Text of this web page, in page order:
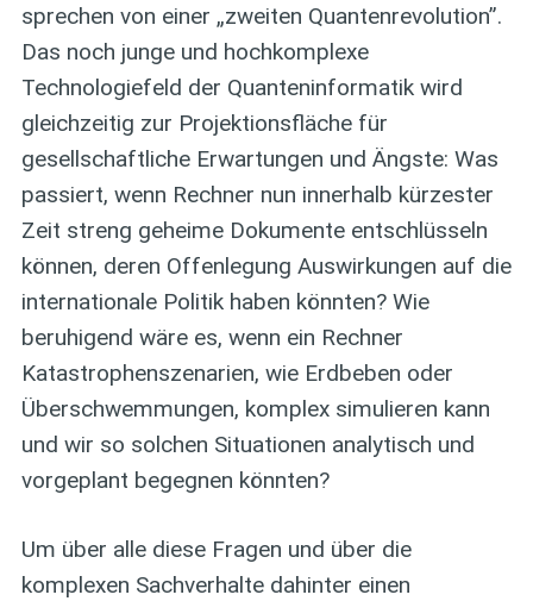
sprechen von einer „zweiten Quantenrevolution”.
Das noch junge und hochkomplexe
Technologiefeld der Quanteninformatik wird
gleichzeitig zur Projektionsfläche für
gesellschaftliche Erwartungen und Ängste: Was
passiert, wenn Rechner nun innerhalb kürzester
Zeit streng geheime Dokumente entschlüsseln
können, deren Offenlegung Auswirkungen auf die
internationale Politik haben könnten? Wie
beruhigend wäre es, wenn ein Rechner
Katastrophenszenarien, wie Erdbeben oder
Überschwemmungen, komplex simulieren kann
und wir so solchen Situationen analytisch und
vorgeplant begegnen könnten?
Um über alle diese Fragen und über die
komplexen Sachverhalte dahinter einen